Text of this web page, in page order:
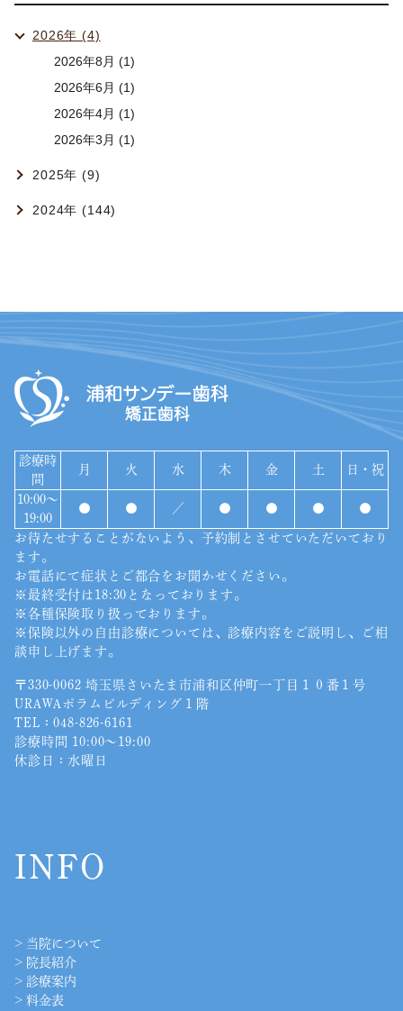
2026年 (4)
2026年8月 (1)
2026年6月 (1)
2026年4月 (1)
2026年3月 (1)
2025年 (9)
2024年 (144)
診療時
間
月 火 水 木 金 土 日・祝
10:00〜
19:00
● ● ／ ● ● ● ●
お待たせすることがないよう、予約制とさせていただいており
ます。
お電話にて症状とご都合をお聞かせください。
※最終受付は18:30となっております。
※各種保険取り扱っております。
※保険以外の自由診療については、診療内容をご説明し、ご相
談申し上げます。
〒330-0062 埼玉県さいたま市浦和区仲町一丁目１０番１号
URAWAポラムビルディング１階
TEL：048-826-6161
診療時間 10:00〜19:00
休診日：水曜日
INFO
> 当院について
> 院長紹介
> 診療案内
> 料金表